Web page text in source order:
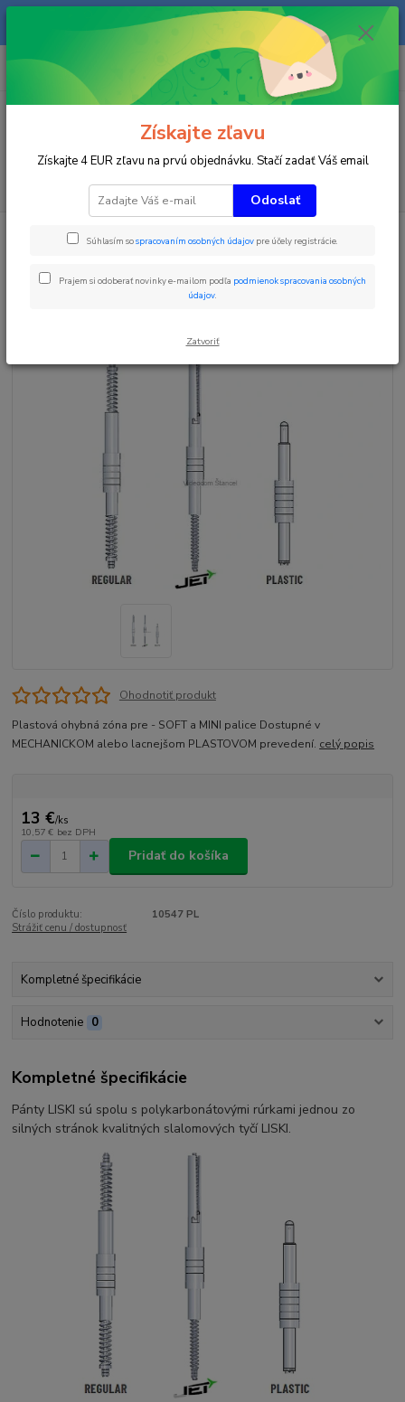
Na našom eshope sa priebežne pracuje a tovar sa priebežne dopĺňa. radi
Vás obslúžime i telefonicky na +421 911 906 066.
+421903906066
(Po-Pia, 9-16 hod.)
Zimné športy
Plastová ohybná zóna pre - SOFT a MINI tyče
Plastová ohybná zóna pre - SOFT
Ohodnotiť produkt
Plastová ohybná zóna pre - SOFT a MINI palice Dostupné v
MECHANICKOM alebo lacnejšom PLASTOVOM prevedení. celý popis
13 €/ks
10,57 € bez DPH
Pridať do košíka
Číslo produktu:
10547 PL
Strážiť cenu / dostupnosť
Kompletné špecifikácie
Hodnotenie 0
Kompletné špecifikácie
Pánty LISKI sú spolu s polykarbonátovými rúrkami jednou zo
silných stránok kvalitných slalomových tyčí LISKI.
Získajte zľavu
Získajte 4 EUR zľavu na prvú objednávku. Stačí zadať Váš email
Odoslať
Súhlasím sospracovaním osobných údajov pre účely registrácie.
Prajem si odoberať novinky e-mailom podľa podmienok spracovania osobných
údajov
Zatvoriť